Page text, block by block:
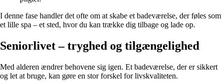
I denne fase handler det ofte om at skabe et badeværelse, der føles som
et lille spa – et sted, hvor du kan trække dig tilbage og lade op.
Seniorlivet – tryghed og tilgængelighed
Med alderen ændrer behovene sig igen. Et badeværelse, der er sikkert
og let at bruge, kan gøre en stor forskel for livskvaliteten.